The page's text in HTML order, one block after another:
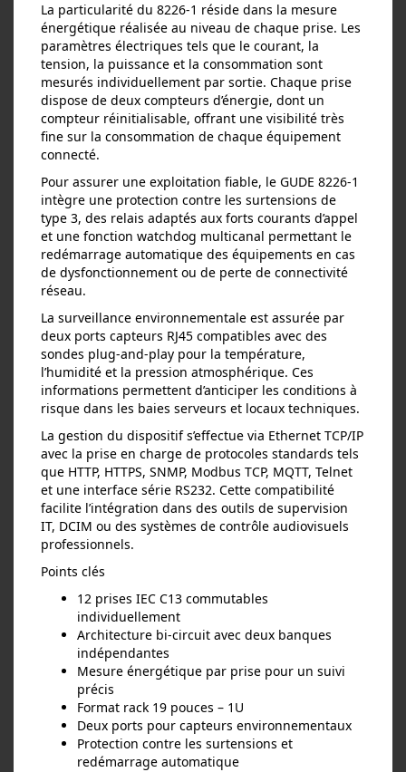
La particularité du 8226‑1 réside dans la mesure
énergétique réalisée au niveau de chaque prise. Les
paramètres électriques tels que le courant, la
tension, la puissance et la consommation sont
mesurés individuellement par sortie. Chaque prise
dispose de deux compteurs d’énergie, dont un
compteur réinitialisable, offrant une visibilité très
fine sur la consommation de chaque équipement
connecté.
Pour assurer une exploitation fiable, le GUDE 8226‑1
intègre une protection contre les surtensions de
type 3, des relais adaptés aux forts courants d’appel
et une fonction watchdog multicanal permettant le
redémarrage automatique des équipements en cas
de dysfonctionnement ou de perte de connectivité
réseau.
La surveillance environnementale est assurée par
deux ports capteurs RJ45 compatibles avec des
sondes plug‑and‑play pour la température,
l’humidité et la pression atmosphérique. Ces
informations permettent d’anticiper les conditions à
risque dans les baies serveurs et locaux techniques.
La gestion du dispositif s’effectue via Ethernet TCP/IP
avec la prise en charge de protocoles standards tels
que HTTP, HTTPS, SNMP, Modbus TCP, MQTT, Telnet
et une interface série RS232. Cette compatibilité
facilite l’intégration dans des outils de supervision
IT, DCIM ou des systèmes de contrôle audiovisuels
professionnels.
Points clés
12 prises IEC C13 commutables
individuellement
Architecture bi‑circuit avec deux banques
indépendantes
Mesure énergétique par prise pour un suivi
précis
Format rack 19 pouces – 1U
Deux ports pour capteurs environnementaux
Protection contre les surtensions et
redémarrage automatique